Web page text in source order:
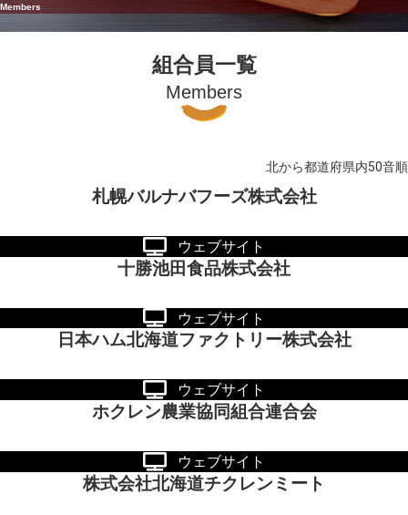
Members
組合員一覧
Members
北から都道府県内50音順
札幌バルナバフーズ株式会社
ウェブサイト
十勝池田食品株式会社
ウェブサイト
日本ハム北海道ファクトリー株式会社
ウェブサイト
ホクレン農業協同組合連合会
ウェブサイト
株式会社北海道チクレンミート